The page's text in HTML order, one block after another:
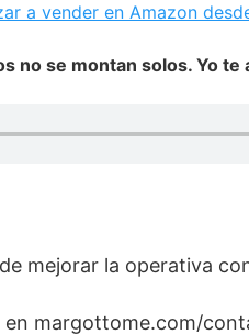
a vender en Amazon
no se montan solos. Yo te
mejorar la operativa
margottome.com/